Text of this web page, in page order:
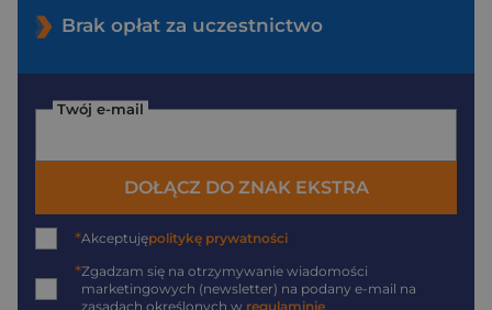
Brak opłat za uczestnictwo
Twój e-mail
DOŁĄCZ DO ZNAK EKSTRA
*Akceptujępolitykę prywatności
*Zgadzam się na otrzymywanie wiadomości
marketingowych (newsletter) na podany e-mail na
zasadach określonych w regulaminie